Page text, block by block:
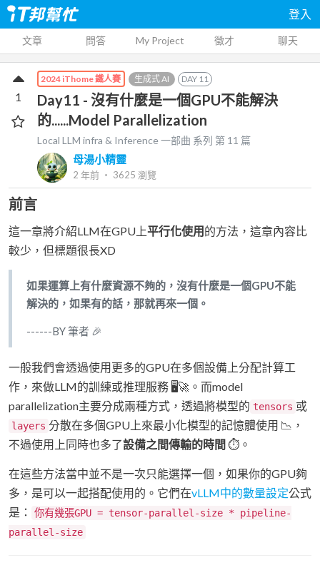
登入
文章 問答 My Project 徵才 聊天
2024 iThome 鐵人賽 生成式 AI DAY 11
Day11 - 沒有什麼是一個GPU不能解決
的......Model Parallelization
Local LLM infra & Inference 一部曲 系列 第 11 篇
母湯小精靈
2 年前 ‧ 3625 瀏覽
1
前言
這一章將介紹LLM在GPU上平行化使用 的方法，這章內容比
較少，但標題很長XD
如果運算上有什麼資源不夠的，沒有什麼是一個GPU不能
解決的，如果有的話，那就再來一個。
------BY 筆者 🎉
一般我們會透過使用更多的GPU在多個設備上分配計算工
作，來做LLM的訓練或推理服務 🖥️🚀。而model
parallelization主要分成兩種方式，透過將模型的 tensors 或
layers 分散在多個GPU上來最小化模型的記憶體使用 📉，
不過使用上同時也多了設備之間傳輸的時間 ⏱️。
在這些方法當中並不是一次只能選擇一個，如果你的GPU夠
多，是可以一起搭配使用的。它們在vLLM中的數量設定公式
是：
你有幾張GPU = tensor-parallel-size * pipeline-
parallel-size